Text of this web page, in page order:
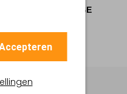
AMERICAN VINTAGE
€ 129,99 € 103,99